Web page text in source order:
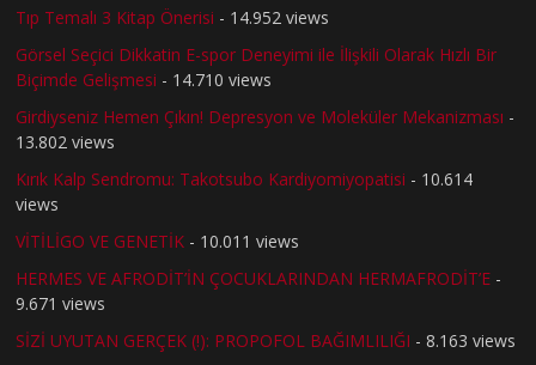
Tıp Temalı 3 Kitap Önerisi - 14.952 views
Görsel Seçici Dikkatin E-spor Deneyimi ile İlişkili Olarak Hızlı Bir
Biçimde Gelişmesi - 14.710 views
Girdiyseniz Hemen Çıkın! Depresyon ve Moleküler Mekanizması -
13.802 views
Kırık Kalp Sendromu: Takotsubo Kardiyomiyopatisi - 10.614
views
VİTİLİGO VE GENETİK - 10.011 views
HERMES VE AFRODİT’İN ÇOCUKLARINDAN HERMAFRODİT’E -
9.671 views
SİZİ UYUTAN GERÇEK (!): PROPOFOL BAĞIMLILIĞI - 8.163 views